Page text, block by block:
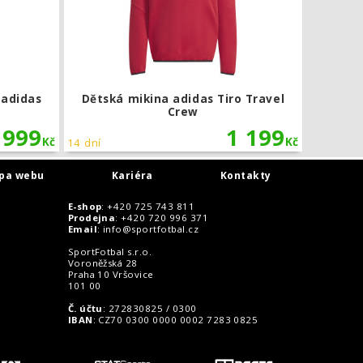
999Kč
Dětská mikina adidas Tiro Travel
Crew
1 199Kč
14 dní
webu Kariéra Kontakty
E-shop: +420 725 743 811
Prodejna: +420 720 996 371
Email: info@sportfotbal.cz
SportFotbal s.r.o.
Voroněžská 28
Praha 10 Vršovice
101 00
Č. účtu : 272830825 / 0300
IBAN : CZ70 0300 0000 0002 7283 0825